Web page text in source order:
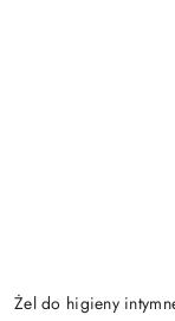
Żel do higieny